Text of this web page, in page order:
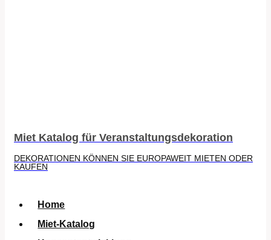
Miet Katalog für Veranstaltungsdekoration
DEKORATIONEN KÖNNEN SIE EUROPAWEIT MIETEN ODER
KAUFEN
Home
Miet-Katalog